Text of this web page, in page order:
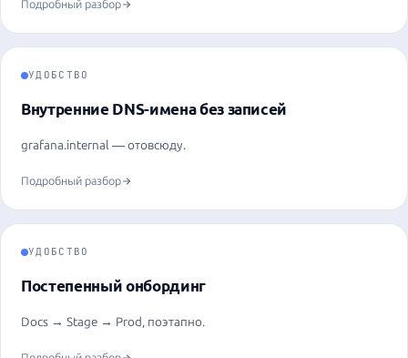
Подробный разбор
УДОБСТВО
Внутренние DNS-имена без записей
grafana.internal — отовсюду.
Подробный разбор
УДОБСТВО
Постепенный онбординг
Docs → Stage → Prod, поэтапно.